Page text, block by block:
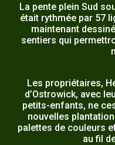
La pente plein Sud
était rythmée par 57
maintenant
sentiers qui
Les propriétaires,
d’Ostrowick, avec
petits-enfants, ne
nouvelles
palettes de couleurs
au fil